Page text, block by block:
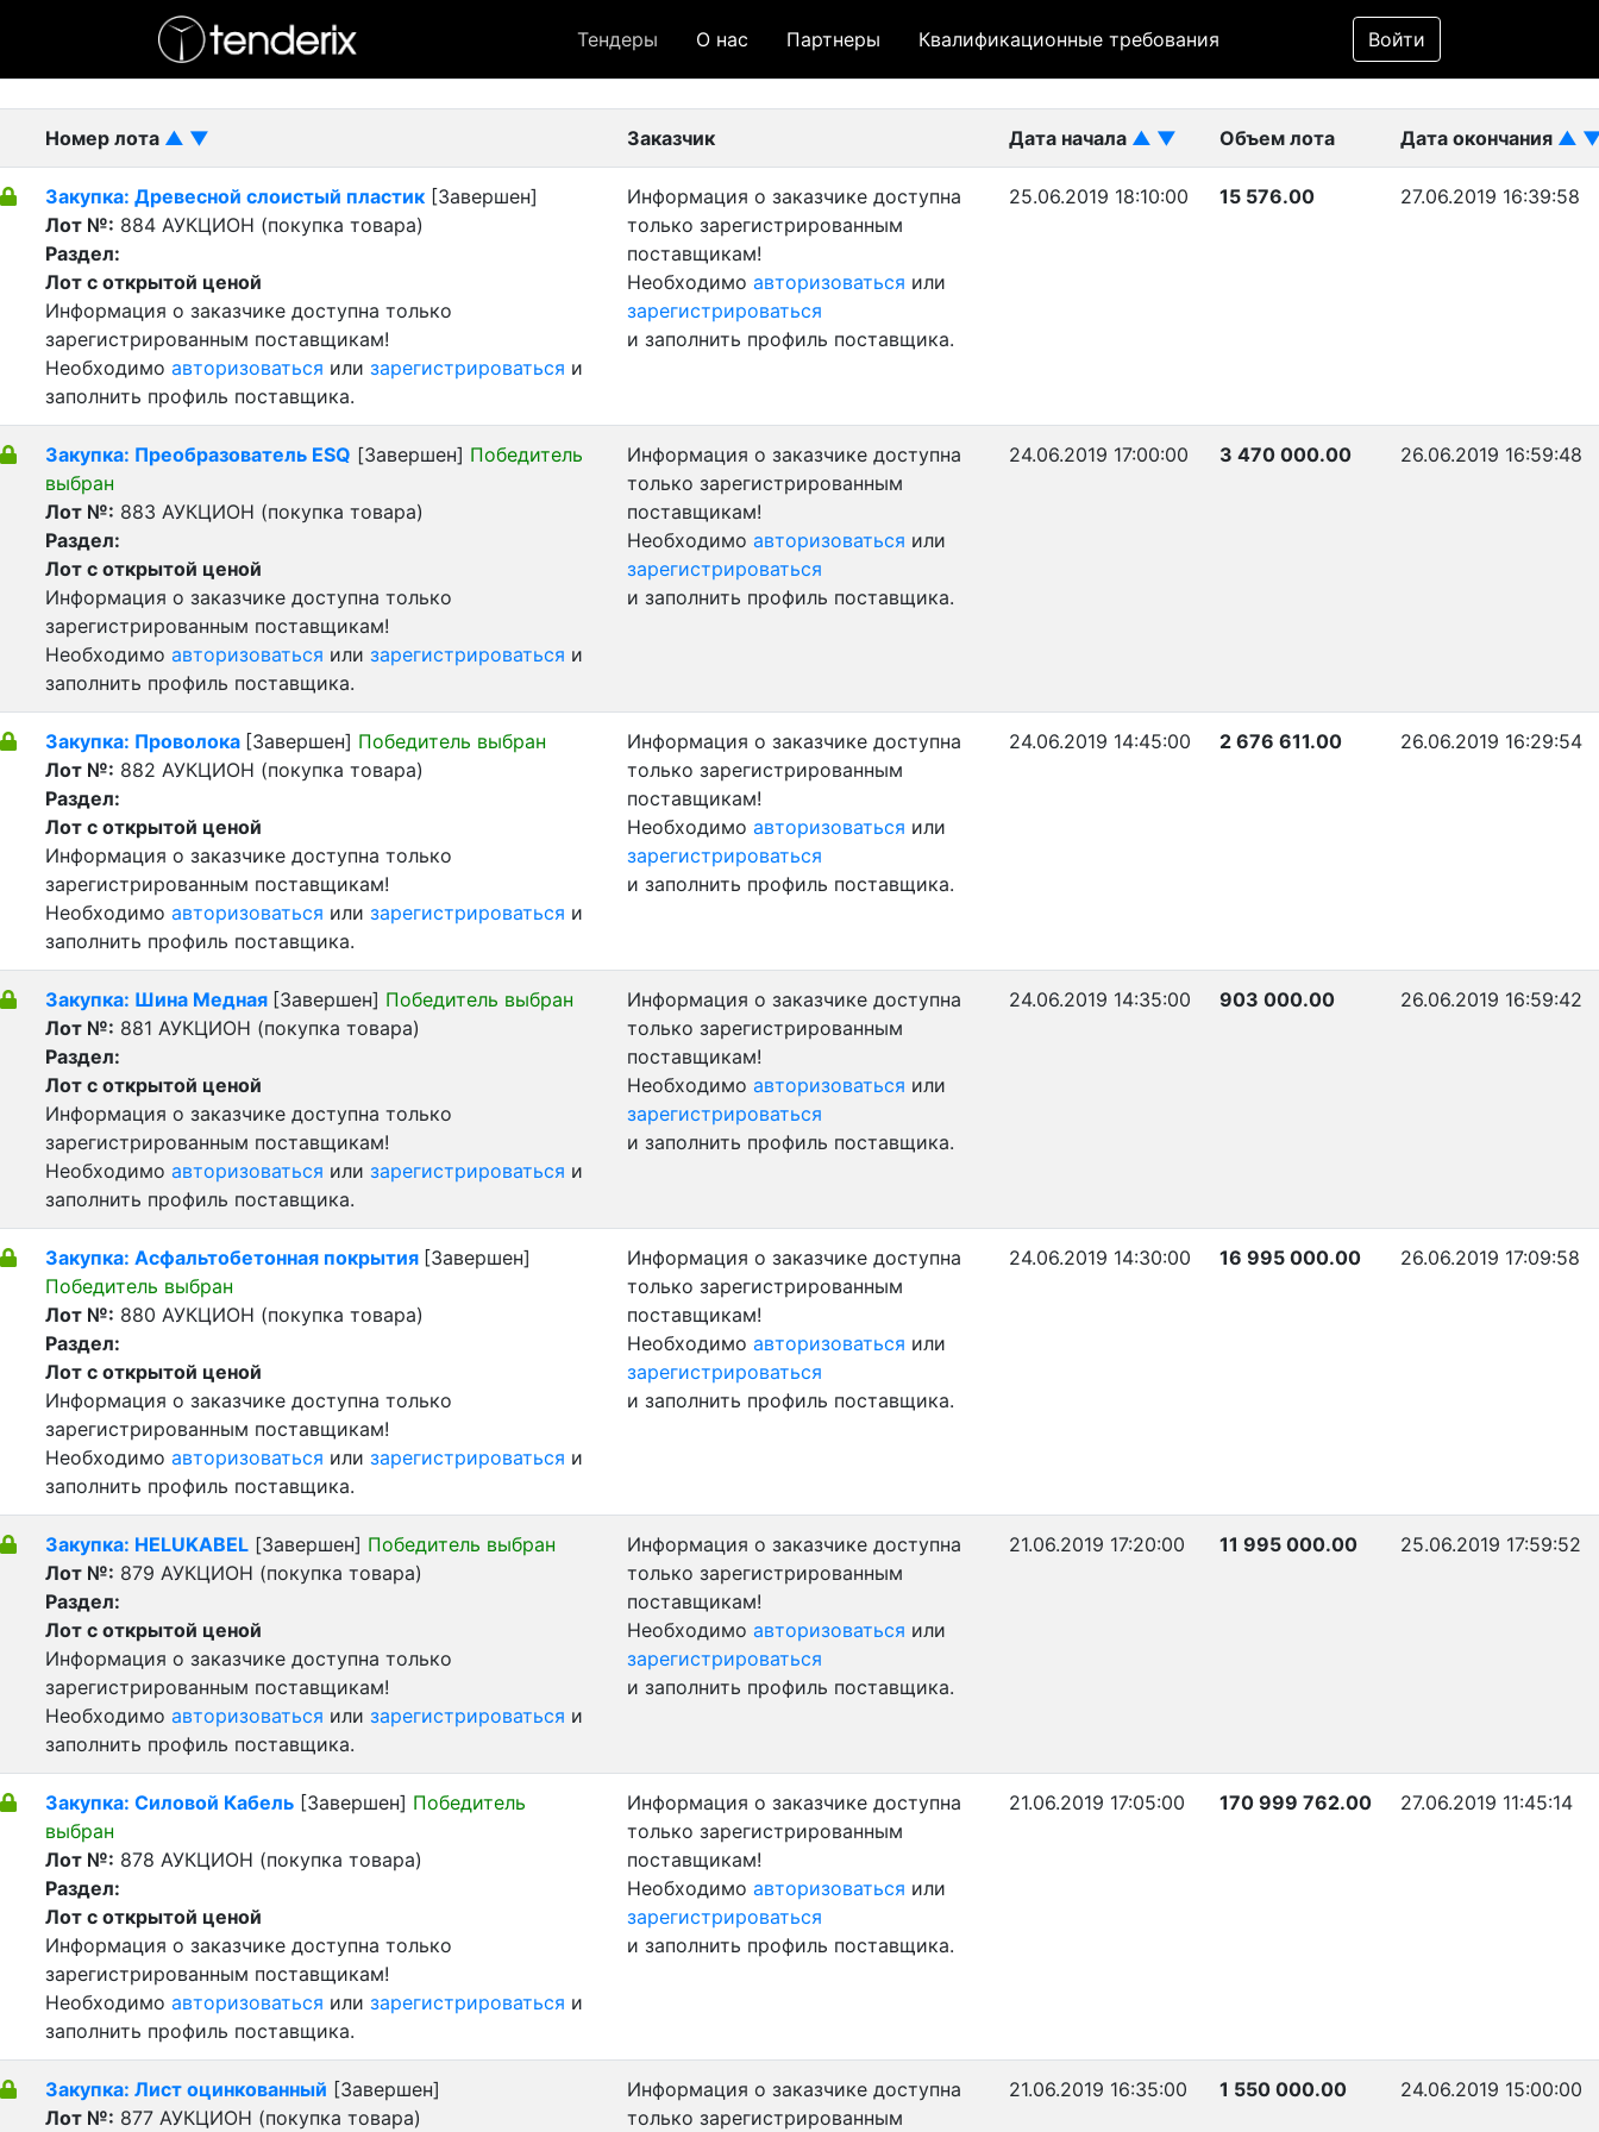
Тендеры О нас Партнеры Квалификационные требования Войти
Фильтр
- Завершенный лот
Номер лота ▲ ▼ Заказчик Дата начала ▲ ▼ Объем лота Дата окончания ▲
Закупка: Древесной слоистый пластик [Завершен]
Лот №: 884 АУКЦИОН (покупка товара)
Раздел:
Лот с открытой ценой
Информация о заказчике доступна только
зарегистрированным поставщикам!
Необходимо авторизоваться или зарегистрироваться и
заполнить профиль поставщика.
Информация о заказчике доступна
только зарегистрированным
поставщикам!
Необходимо авторизоваться или
зарегистрироваться
и заполнить профиль поставщика.
25.06.2019 18:10:00 15 576.00 27.06.2019 16:39:58
Закупка: Преобразователь ESQ [Завершен] Победитель
выбран
Лот №: 883 АУКЦИОН (покупка товара)
Раздел:
Лот с открытой ценой
Информация о заказчике доступна только
зарегистрированным поставщикам!
Необходимо авторизоваться или зарегистрироваться и
заполнить профиль поставщика.
Информация о заказчике доступна
только зарегистрированным
поставщикам!
Необходимо авторизоваться или
зарегистрироваться
и заполнить профиль поставщика.
24.06.2019 17:00:00 3 470 000.00 26.06.2019 16:59:48
Закупка: Проволока [Завершен] Победитель выбран
Лот №: 882 АУКЦИОН (покупка товара)
Раздел:
Лот с открытой ценой
Информация о заказчике доступна только
зарегистрированным поставщикам!
Необходимо авторизоваться или зарегистрироваться и
заполнить профиль поставщика.
Информация о заказчике доступна
только зарегистрированным
поставщикам!
Необходимо авторизоваться или
зарегистрироваться
и заполнить профиль поставщика.
24.06.2019 14:45:00 2 676 611.00 26.06.2019 16:29:54
Закупка: Шина Медная [Завершен] Победитель выбран
Лот №: 881 АУКЦИОН (покупка товара)
Раздел:
Лот с открытой ценой
Информация о заказчике доступна только
зарегистрированным поставщикам!
Необходимо авторизоваться или зарегистрироваться и
заполнить профиль поставщика.
Информация о заказчике доступна
только зарегистрированным
поставщикам!
Необходимо авторизоваться или
зарегистрироваться
и заполнить профиль поставщика.
24.06.2019 14:35:00 903 000.00 26.06.2019 16:59:42
Закупка: Асфальтобетонная покрытия [Завершен]
Победитель выбран
Лот №: 880 АУКЦИОН (покупка товара)
Раздел:
Лот с открытой ценой
Информация о заказчике доступна только
зарегистрированным поставщикам!
Необходимо авторизоваться или зарегистрироваться и
заполнить профиль поставщика.
Информация о заказчике доступна
только зарегистрированным
поставщикам!
Необходимо авторизоваться или
зарегистрироваться
и заполнить профиль поставщика.
24.06.2019 14:30:00 16 995 000.00 26.06.2019 17:09:58
Закупка: HELUKABEL [Завершен] Победитель выбран
Лот №: 879 АУКЦИОН (покупка товара)
Раздел:
Лот с открытой ценой
Информация о заказчике доступна только
зарегистрированным поставщикам!
Необходимо авторизоваться или зарегистрироваться и
заполнить профиль поставщика.
Информация о заказчике доступна
только зарегистрированным
поставщикам!
Необходимо авторизоваться или
зарегистрироваться
и заполнить профиль поставщика.
21.06.2019 17:20:00 11 995 000.00 25.06.2019 17:59:52
Закупка: Силовой Кабель [Завершен] Победитель
выбран
Лот №: 878 АУКЦИОН (покупка товара)
Раздел:
Лот с открытой ценой
Информация о заказчике доступна только
зарегистрированным поставщикам!
Необходимо авторизоваться или зарегистрироваться и
заполнить профиль поставщика.
Информация о заказчике доступна
только зарегистрированным
поставщикам!
Необходимо авторизоваться или
зарегистрироваться
и заполнить профиль поставщика.
21.06.2019 17:05:00 170 999 762.00 27.06.2019 11:45:14
Закупка: Лист оцинкованный [Завершен]
Лот №: 877 АУКЦИОН (покупка товара)
Информация о заказчике доступна
только зарегистрированным
21.06.2019 16:35:00 1 550 000.00 24.06.2019 15:00:00